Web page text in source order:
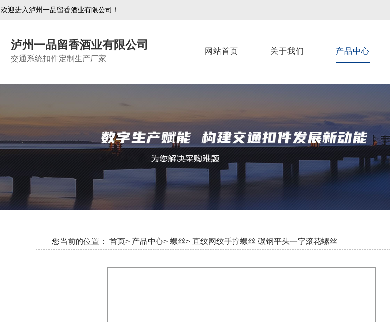
欢迎进入泸州一品留香酒业有限公司！
泸州一品留香酒业有限公司
交通系统扣件定制生产厂家
网站首页 关于我们 产品中心
您当前的位置： 首页> 产品中心> 螺丝> 直纹网纹手拧螺丝 碳钢平头一字滚花螺丝